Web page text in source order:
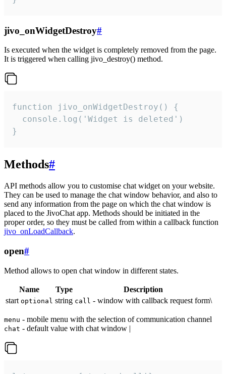
jivo_onWidgetDestroy#
Is executed when the widget is completely removed from the page.
It is triggered when calling jivo_destroy() method.
function jivo_onWidgetDestroy() {
  console.log('Widget is deleted')
}
Methods#
API methods allow you to customise chat widget on your website.
They can be used to manage the chat window behavior, and also to
send any information from the page on which the chat window is
placed to the JivoChat app. Methods should be initiated in the
proper order, so they must be called from within a callback function
jivo_onLoadCallback.
open#
Method allows to open chat window in different states.
Name Type
Description
start optional string call - window with callback request form\
menu - mobile menu with the selection of communication channel
chat - default value with chat window |